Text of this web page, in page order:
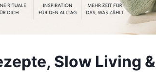
Slow Living &